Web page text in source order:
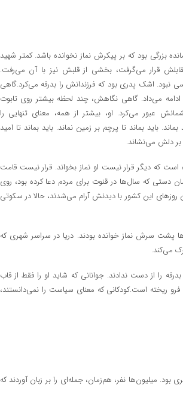
بزرگی بود که بر پیکرش نماز نخوانده باشد. کمتر شهید
قرار می‌گرفت، بخشی از قلبش نیز با آن می‌رفت.
اشک پدری بود که فرزندانش را بدرقه می‌کرد.گاهی
می‌داد. گاهی نگاهش، چند لحظه بیشتر روی تابوت
عبور می‌کرد. او، بیشتر از همه، معنای تنهایی را
باید بماند تا پرچم بر زمین نماند. باید بماند تا امید
بر دلش می‌نشاند.
است که دیگر قرار نیست او نماز بخواند. قرار نیست قامت
دستی که سال‌ها در قنوت برای مردم دعا کرده بود، روی
این کشور با دیدنش آرام می‌شدند، حالا در سکوتی
سرش نماز خوانده بودند. دریا در سراسر شهری که
می‌کند.
را از دست ندادند. جوانانی که شاید او را فقط از قاب
ریخته است.کودکانی که معنای سیاست را نمی‌دانستند،
میلیون‌ها نفر، هم‌زمان، جمله‌ای را بر زبان آوردند که